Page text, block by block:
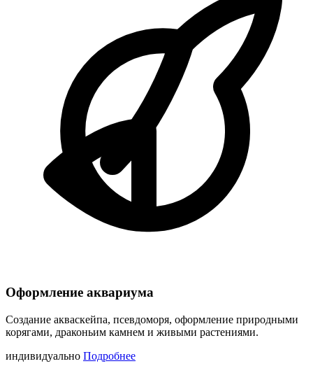
Оформление аквариума
Создание акваскейпа, псевдоморя, оформление природными
корягами, драконьим камнем и живыми растениями.
индивидуально Подробнее